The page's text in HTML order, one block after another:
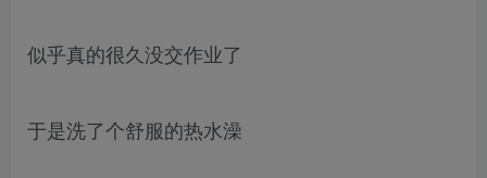
似乎真的很久没交作业了
于是洗了个舒服的热水澡